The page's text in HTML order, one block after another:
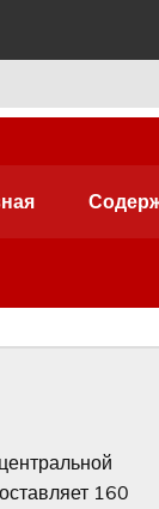
160